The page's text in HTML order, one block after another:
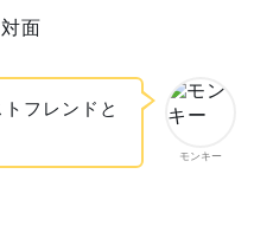
モンキー
フレンドと